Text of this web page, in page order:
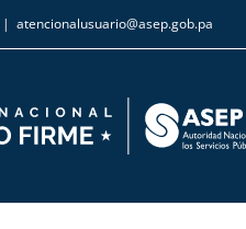
| atencionalusuario@asep.gob.pa